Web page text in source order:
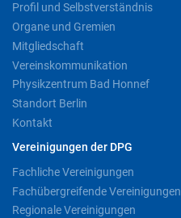
Profil und Selbstverständnis
Organe und Gremien
Mitgliedschaft
Vereinskommunikation
Physikzentrum Bad Honnef
Standort Berlin
Kontakt
Vereinigungen der DPG
Fachliche Vereinigungen
Fachübergreifende Vereinigungen
Regionale Vereinigungen